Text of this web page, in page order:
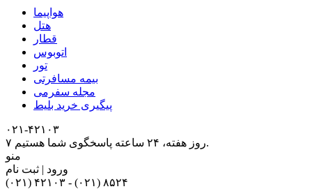
هواپیما
هتل
قطار
اتوبوس
تور
بیمه مسافرتی
مجله سفرمی
پیگیری خرید بلیط
۰۲۱-۴٢١٠٣
۷ روز هفته، ۲۴ ساعته پاسخگوی شما هستیم.
منو
ورود | ثبت نام
- (۰۲۱) ۸۵۲۴